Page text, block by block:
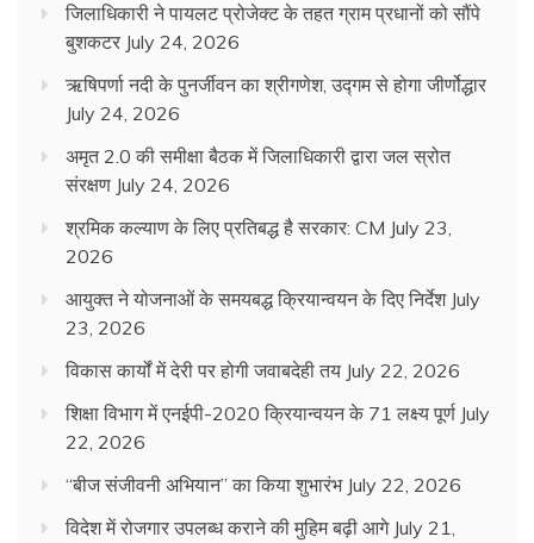
जिलाधिकारी ने पायलट प्रोजेक्ट के तहत ग्राम प्रधानों को सौंपे
बुशकटर July 24, 2026
ऋषिपर्णा नदी के पुनर्जीवन का श्रीगणेश, उद्गम से होगा जीर्णोद्धार
July 24, 2026
अमृत 2.0 की समीक्षा बैठक में जिलाधिकारी द्वारा जल स्रोत
संरक्षण July 24, 2026
श्रमिक कल्याण के लिए प्रतिबद्ध है सरकार: CM July 23,
2026
आयुक्त ने योजनाओं के समयबद्ध क्रियान्वयन के दिए निर्देश July
23, 2026
विकास कार्यों में देरी पर होगी जवाबदेही तय July 22, 2026
शिक्षा विभाग में एनईपी-2020 क्रियान्वयन के 71 लक्ष्य पूर्ण July
22, 2026
“बीज संजीवनी अभियान” का किया शुभारंभ July 22, 2026
विदेश में रोजगार उपलब्ध कराने की मुहिम बढ़ी आगे July 21,